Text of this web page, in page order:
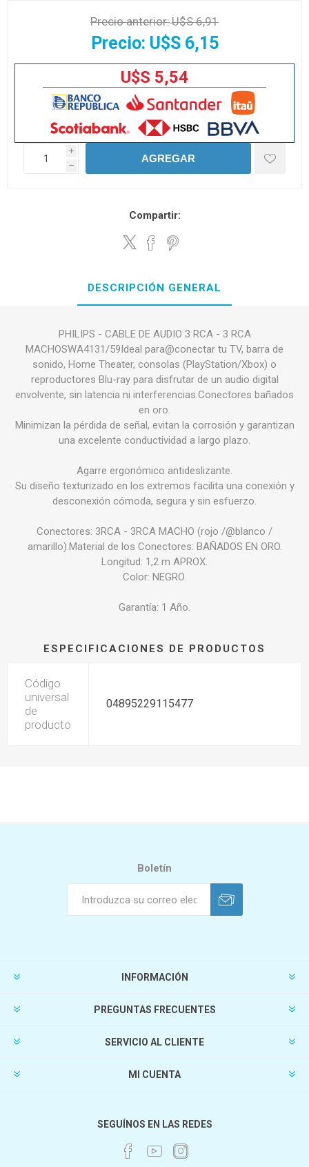
Precio anterior:U$S 6,91
Precio: U$S 6,15
U$S 5,54
i
h
AGREGAR
Compartir:
DESCRIPCIÓN GENERAL
PHILIPS - CABLE DE AUDIO 3 RCA - 3 RCA
MACHOSWA4131/59Ideal para@conectar tu TV, barra de
sonido, Home Theater, consolas (PlayStation/Xbox) o
reproductores Blu-ray para disfrutar de un audio digital
envolvente, sin latencia ni interferencias.Conectores bañados
en oro.
Minimizan la pérdida de señal, evitan la corrosión y garantizan
una excelente conductividad a largo plazo.
Agarre ergonómico antideslizante.
Su diseño texturizado en los extremos facilita una conexión y
desconexión cómoda, segura y sin esfuerzo.
Conectores: 3RCA - 3RCA MACHO (rojo /@blanco /
amarillo).Material de los Conectores: BAÑADOS EN ORO.
Longitud: 1,2 m APROX.
Color: NEGRO.
Garantía: 1 Año.
ESPECIFICACIONES DE PRODUCTOS
Código
universal
de
producto
04895229115477
Boletín
INFORMACIÓN
PREGUNTAS FRECUENTES
SERVICIO AL CLIENTE
MI CUENTA
SEGUÍNOS EN LAS REDES